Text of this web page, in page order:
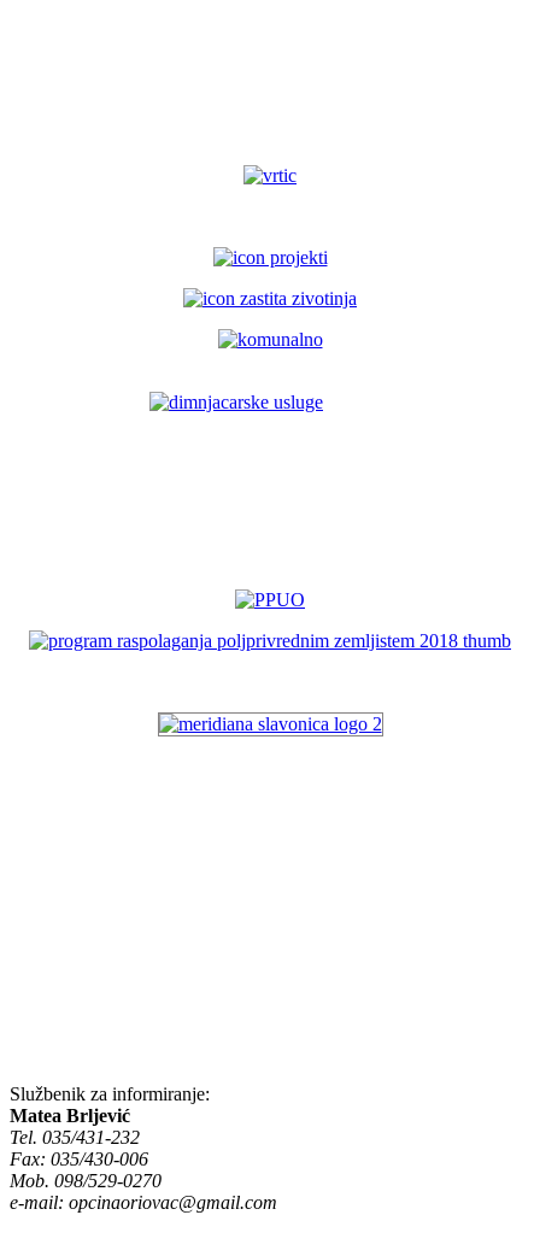
Službenik za informiranje:
Matea Brljević
Tel. 035/431-232
Fax: 035/430-006
Mob. 098/529-0270
e-mail: opcinaoriovac@gmail.com